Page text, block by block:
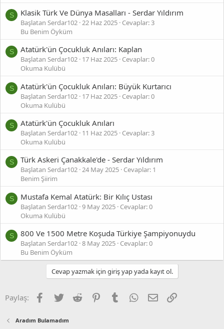
S Klasik Türk Ve Dünya Masalları - Serdar Yıldırım
Başlatan Serdar102 22 Haz 2025 Cevaplar: 3
Bu Benim Öyküm
S Atatürk'ün Çocukluk Anıları: Kaplan
Başlatan Serdar102 17 Haz 2025 Cevaplar: 0
Okuma Kulübü
S Atatürk'ün Çocukluk Anıları: Büyük Kurtarıcı
Başlatan Serdar102 17 Haz 2025 Cevaplar: 0
Okuma Kulübü
S Atatürk'ün Çocukluk Anıları
Başlatan Serdar102 11 Haz 2025 Cevaplar: 3
Okuma Kulübü
S Türk Askeri Çanakkale'de - Serdar Yıldırım
Başlatan Serdar102 24 May 2025 Cevaplar: 1
Benim Şiirim
S Mustafa Kemal Atatürk: Bir Kılıç Ustası
Başlatan Serdar102 9 May 2025 Cevaplar: 0
Okuma Kulübü
S 800 Ve 1500 Metre Koşuda Türkiye Şampiyonuydu
Başlatan Serdar102 8 May 2025 Cevaplar: 0
Bu Benim Öyküm
Cevap yazmak için giriş yap yada kayıt ol.
Paylaş: Facebook
Twitter Reddit PinterestTumblr WhatsApp
E-posta
Aradım Bulamadım